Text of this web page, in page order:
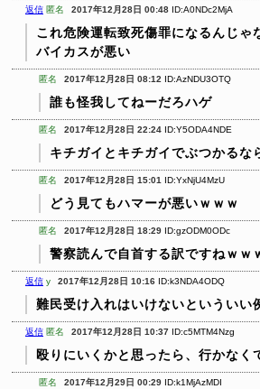
返信 匿名 2017年12月28日 00:48 ID:A0NDc2MjA
これ危険運転致死傷罪になるんじゃ
バイカスが悪い
匿名 2017年12月28日 08:12 ID:AzNDU3OTQ
誰も怪我してねーだろハゲ
匿名 2017年12月28日 22:24 ID:Y5ODA4NDE
キチガイとキチガイでぶつかるな
匿名 2017年12月28日 15:01 ID:YxNjU4MzU
どう見てもハマーが悪いｗｗｗ
匿名 2017年12月28日 18:29 ID:gzODM0ODc
警察読んで自首する訳ですねｗｗ
返信 y 2017年12月28日 10:16 ID:k3NDA4ODQ
難民受け入れはいけないといういい
返信 匿名 2017年12月28日 10:37 ID:c5MTM4Nzg
殴りにいくかと思ったら、行かなく
匿名 2017年12月29日 00:29 ID:k1MjAzMDI